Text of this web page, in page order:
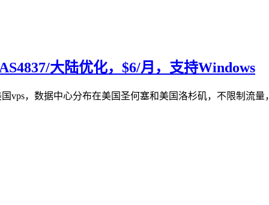
大陆优化，$6/月，支持Windows
，数据中心分布在美国圣何塞和美国洛杉矶，不限制流量